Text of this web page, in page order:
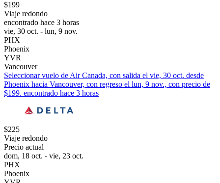
$199
Viaje redondo
encontrado hace 3 horas
vie, 30 oct. - lun, 9 nov.
PHX
Phoenix
YVR
Vancouver
Seleccionar vuelo de Air Canada, con salida el vie, 30 oct. desde
Phoenix hacia Vancouver, con regreso el lun, 9 nov., con precio de
$199. encontrado hace 3 horas
$225
Viaje redondo
Precio actual
dom, 18 oct. - vie, 23 oct.
PHX
Phoenix